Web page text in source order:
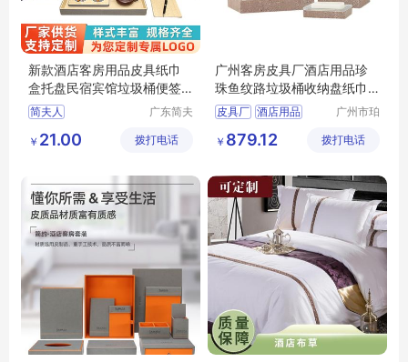
新款酒店客房用品皮具纸巾
盒托盘民宿宾馆垃圾桶便签
夹服务指南
简夫人
广东简夫
限公司
￥ 21.00 拨打电话
广州客房皮具厂酒店用品珍
珠鱼纹路垃圾桶收纳盘纸巾
盒可压印logo
皮具厂 酒店用品
广州市珀
限公司
￥ 879.12 拨打电话